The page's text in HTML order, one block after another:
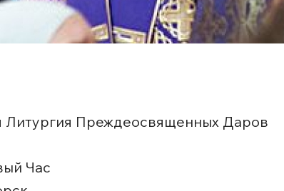
Литургия Преждеосвященных Даров
Час